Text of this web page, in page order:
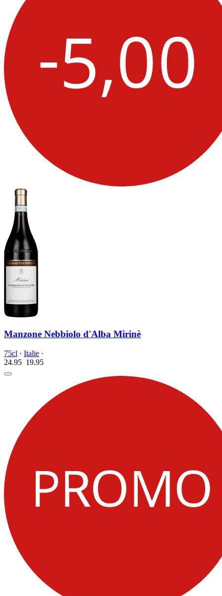
Manzone Nebbiolo d'Alba Mirinè
75cl · Italie ·
24.95 19.95